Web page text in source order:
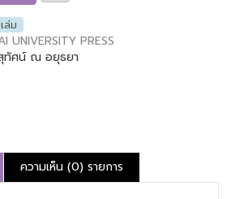
ล่ม
UNIVERSITY PRESS
ทัศน์ ณ อยุธยา
ความเห็น (0) รายการ